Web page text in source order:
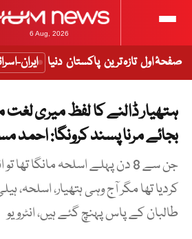
6 Aug, 2026
صفحۂ اول تازہ ترین پاکستان دنیا ایران-
ہتھیار ڈالنے کا لفظ میری
بجائے مرنا پسند کرونگا: احمد
جن سے 8 دن پہلے اسلحہ مانگا تھا
کردیا تھا مگر آج وہی ہتھیار، اسلحہ،
طالبان کے پاس پہنچ گئے ہیں، انٹرویو